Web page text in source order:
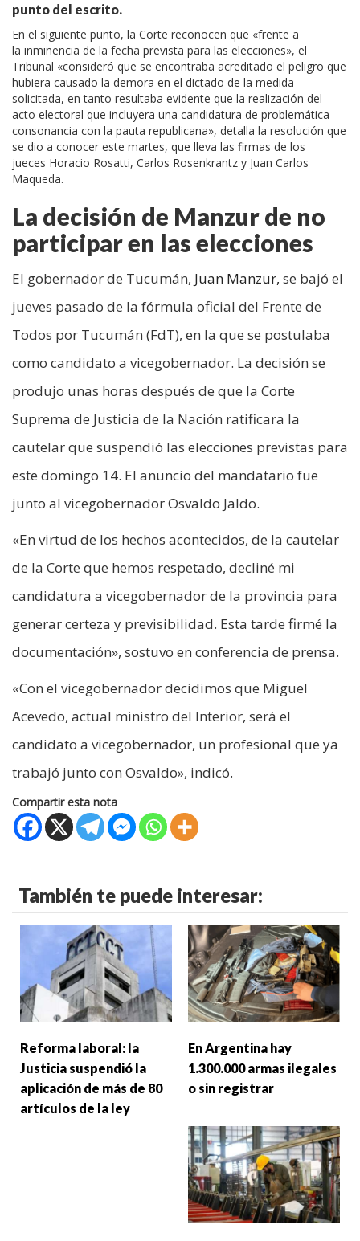
punto del escrito.
En el siguiente punto, la Corte reconocen que «frente a
la inminencia de la fecha prevista para las elecciones», el
Tribunal «consideró que se encontraba acreditado el peligro que
hubiera causado la demora en el dictado de la medida
solicitada, en tanto resultaba evidente que la realización del
acto electoral que incluyera una candidatura de problemática
consonancia con la pauta republicana», detalla la resolución que
se dio a conocer este martes, que lleva las firmas de los
jueces Horacio Rosatti, Carlos Rosenkrantz y Juan Carlos
Maqueda.
La decisión de Manzur de no
participar en las elecciones
El gobernador de Tucumán, Juan Manzur, se bajó el
jueves pasado de la fórmula oficial del Frente de
Todos por Tucumán (FdT), en la que se postulaba
como candidato a vicegobernador. La decisión se
produjo unas horas después de que la Corte
Suprema de Justicia de la Nación ratificara la
cautelar que suspendió las elecciones previstas para
este domingo 14. El anuncio del mandatario fue
junto al vicegobernador Osvaldo Jaldo.
«En virtud de los hechos acontecidos, de la cautelar
de la Corte que hemos respetado, decliné mi
candidatura a vicegobernador de la provincia para
generar certeza y previsibilidad. Esta tarde firmé la
documentación», sostuvo en conferencia de prensa.
«Con el vicegobernador decidimos que Miguel
Acevedo, actual ministro del Interior, será el
candidato a vicegobernador, un profesional que ya
trabajó junto con Osvaldo», indicó.
Compartir esta nota
También te puede interesar:
Reforma laboral: la
Justicia suspendió la
aplicación de más de 80
artículos de la ley
En Argentina hay
1.300.000 armas ilegales
o sin registrar